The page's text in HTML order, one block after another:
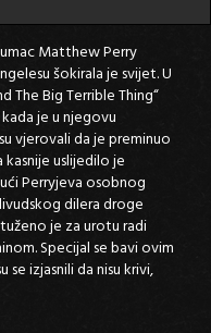
Matthew Perry
šokirala je svijet. U
The Big Terrible Thing“
je u njegovu
vjerovali da je preminuo
uslijedilo je
Perryjeva osobnog
dilera droge
je za urotu radi
Specijal se bavi ovim
izjasnili da nisu krivi,